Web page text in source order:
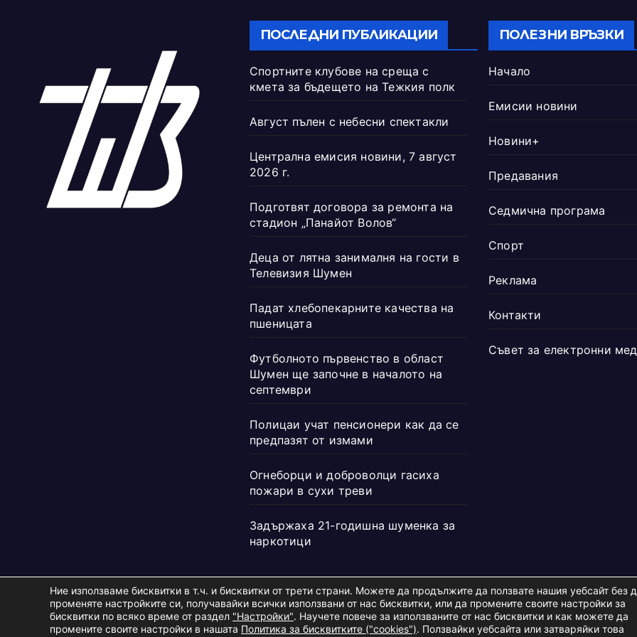
ПОСЛЕДНИ ПУБЛИКАЦИИ
Спортните клубове на среща с
кмета за бъдещето на Тежкия полк
Август пълен с небесни спектакли
Централна емисия новини, 7 август
2026 г.
Подготвят договора за ремонта на
стадион „Панайот Волов“
Деца от лятна занималня на гости в
Телевизия Шумен
Падат хлебопекарните качества на
пшеницата
Футболното първенство в област
Шумен ще започне в началото на
септември
Полицаи учат пенсионери как да се
предпазят от измами
Огнеборци и доброволци гасиха
пожари в сухи треви
Задържаха 21-годишна шуменка за
наркотици
ПОЛЕЗНИ ВРЪЗКИ
Начало
Емисии новини
Новини+
Предавания
Седмична програма
Спорт
Реклама
Контакти
Съвет за електронни
Copyright © 2026Телевизия Шумен.|Изработка:S.I.T Solutions Ltd.
Ние използваме бисквитки в т.ч. и бисквитки от трети страни. Можете да продължите да ползвате нашия уебсайт без
променяте настройките си, получавайки всички използвани от нас бисквитки, или да промените своите настройки за
бисквитки по всяко време от раздел "Настройки". Научете повече за използваните от нас бисквитки и как можете да
промените своите настройки в нашата Политика за бисквитките ("cookies"). Ползвайки уебсайта или затваряйки това